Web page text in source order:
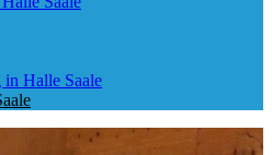
Halle Saale